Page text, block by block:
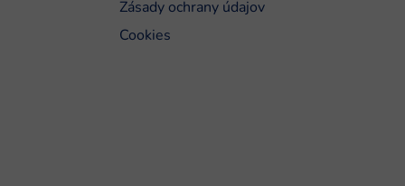
Zásady ochrany údajov
Cookies